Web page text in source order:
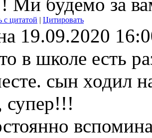
с цитатой | Цитировать
19.09.2020
в школе есть
сын ходил
супер!!!